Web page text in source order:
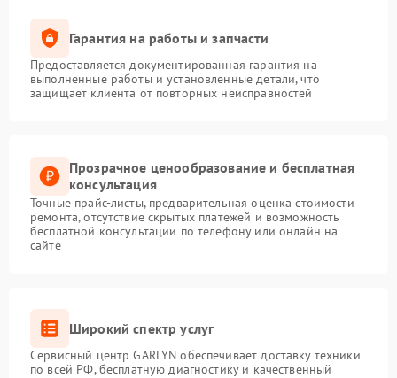
Гарантия на работы и запчасти
Предоставляется документированная гарантия на
выполненные работы и установленные детали, что
защищает клиента от повторных неисправностей
Прозрачное ценообразование и бесплатная
консультация
Точные прайс-листы, предварительная оценка стоимости
ремонта, отсутствие скрытых платежей и возможность
бесплатной консультации по телефону или онлайн на
сайте
Широкий спектр услуг
Сервисный центр GARLYN обеспечивает доставку техники
по всей РФ, бесплатную диагностику и качественный